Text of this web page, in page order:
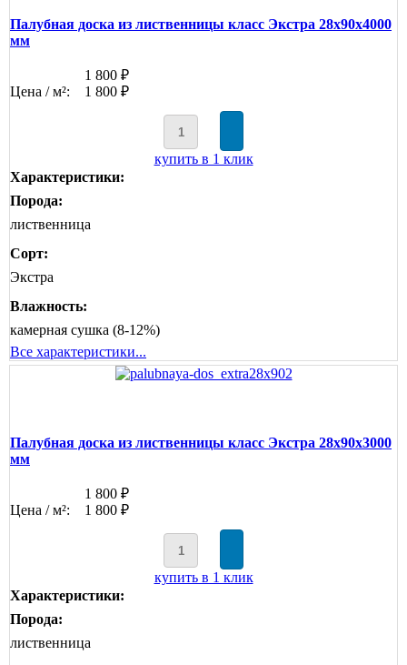
Палубная доска из лиственницы класс Экстра 28x90x4000
мм
1 800 ₽
Цена / м²:
1 800 ₽
купить в 1 клик
Характеристики:
Порода:
лиственница
Сорт:
Экстра
Влажность:
камерная сушка (8-12%)
Все характеристики...
Палубная доска из лиственницы класс Экстра 28x90x3000
мм
1 800 ₽
Цена / м²:
1 800 ₽
купить в 1 клик
Характеристики:
Порода:
лиственница